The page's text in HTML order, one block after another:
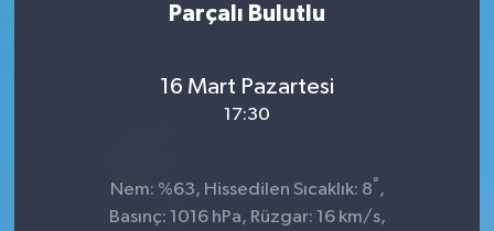
Parçalı Bulutlu
16 Mart Pazartesi
17:30
Nem: %63, Hissedilen Sıcaklık: 8° ,
Basınç: 1016 hPa, Rüzgar: 16 km/s,